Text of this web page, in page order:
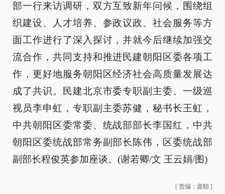
部一行来访调研，双方互致新年问候，围绕组
织建设、人才培养、参政议政、社会服务等方
面工作进行了深入探讨，并就今后继续加强交
流合作，共同支持和推进民建朝阳区委各项工
作，更好地服务朝阳区经济社会高质量发展达
成了共识。民建北京市委专职副主委、一级巡
视员李申虹，专职副主委苏健，秘书长王虹，
中共朝阳区委常委、统战部部长李国红，中共
朝阳区委统战部常务副部长陈伟，区委统战部
副部长程俊英参加座谈。(谢若卿/文 王云娟/图)
[ 责编：庞聪 ]